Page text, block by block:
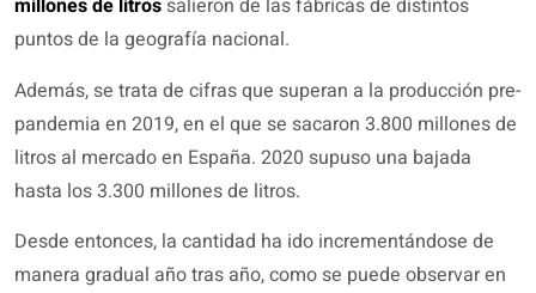
millones de litros salieron de las fábricas de distintos
puntos de la geografía nacional.
Además, se trata de cifras que superan a la producción pre-
pandemia en 2019, en el que se sacaron 3.800 millones de
litros al mercado en España. 2020 supuso una bajada
hasta los 3.300 millones de litros.
Desde entonces, la cantidad ha ido incrementándose de
manera gradual año tras año, como se puede observar en